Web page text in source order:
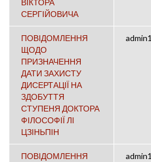
ВІКТОРА
СЕРГІЙОВИЧА
ПОВІДОМЛЕННЯ
ЩОДО
ПРИЗНАЧЕННЯ
ДАТИ ЗАХИСТУ
ДИСЕРТАЦІЇ НА
ЗДОБУТТЯ
СТУПЕНЯ ДОКТОРА
ФІЛОСОФІЇ ЛІ
ЦЗІНЬПІН
admin1
ПОВІДОМЛЕННЯ
admin1